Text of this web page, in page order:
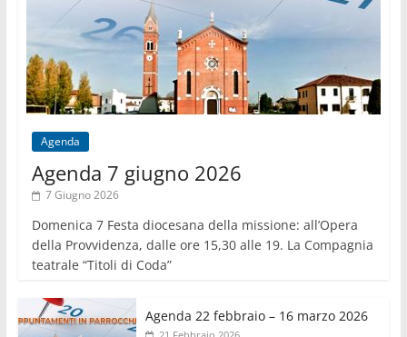
Agenda
Agenda 7 giugno 2026
7 Giugno 2026
Domenica 7 Festa diocesana della missione: all’Opera
della Provvidenza, dalle ore 15,30 alle 19. La Compagnia
teatrale “Titoli di Coda”
Agenda 22 febbraio – 16 marzo 2026